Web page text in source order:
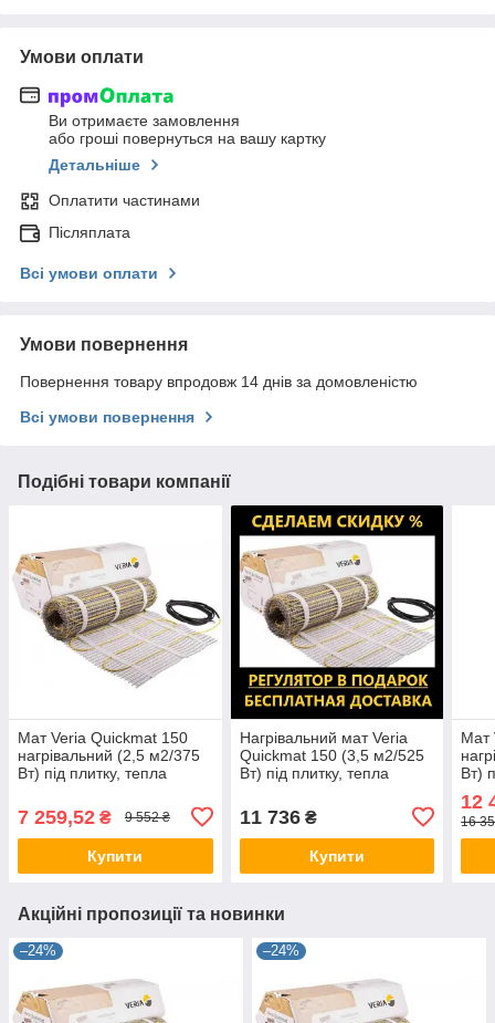
Умови оплати
Ви отримаєте замовлення
або гроші повернуться на вашу картку
Детальніше
Оплатити частинами
Післяплата
Всі умови оплати
Умови повернення
Повернення товару впродовж 14 днів за домовленістю
Всі умови повернення
Подібні товари компанії
Мат Veria Quickmat 150
нагрівальний (2,5 м2/375
Вт) під плитку, тепла
в мате
7 259,52 ₴ 9 552 ₴
Купити
Нагрівальний мат Veria
Quickmat 150 (3,5 м2/525
Вт) під плитку, тепла
11 736₴
Купити
Мат
Вт)
в
12
16
Акційні пропозиції та новинки
–24% –24%